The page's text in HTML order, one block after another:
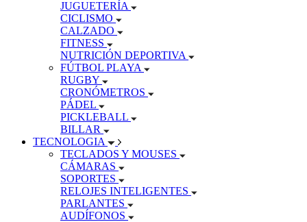
JUGUETERÍA
CICLISMO
CALZADO
FITNESS
NUTRICIÓN DEPORTIVA
FÚTBOL PLAYA
RUGBY
CRONÓMETROS
PÁDEL
PICKLEBALL
BILLAR
TECNOLOGIA
TECLADOS Y MOUSES
CÁMARAS
SOPORTES
RELOJES INTELIGENTES
PARLANTES
AUDÍFONOS